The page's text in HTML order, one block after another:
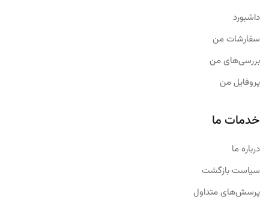
داشبورد
سفارشات من
بررسی‌های من
پروفایل من
خدمات ما
درباره ما
سیاست بازگشت
پرسش‌های متداول